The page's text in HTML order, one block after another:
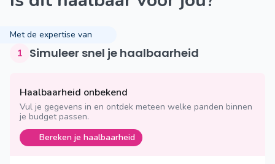
Met de expertise van
1 Simuleer snel je haalbaarheid
Haalbaarheid onbekend
Vul je gegevens in en ontdek meteen welke panden binnen
je budget passen.
Bereken je haalbaarheid